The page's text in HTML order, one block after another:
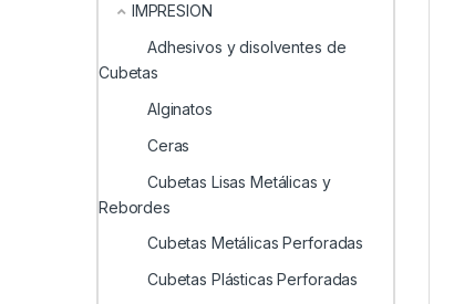
IMPRESION
Adhesivos y disolventes de
Cubetas
Alginatos
Ceras
Cubetas Lisas Metálicas y
Rebordes
Cubetas Metálicas Perforadas
Cubetas Plásticas Perforadas